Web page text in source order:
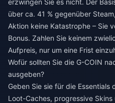
erzwingen Sie es nicht. Der
über ca. 41 % gegenüber
Aktion keine Katastrophe – Sie
Bonus. Zahlen Sie keinem
Aufpreis, nur um eine Frist
Wofür sollten Sie die G-COIN
ausgeben?
Geben Sie sie für die
Loot-Caches, progressive